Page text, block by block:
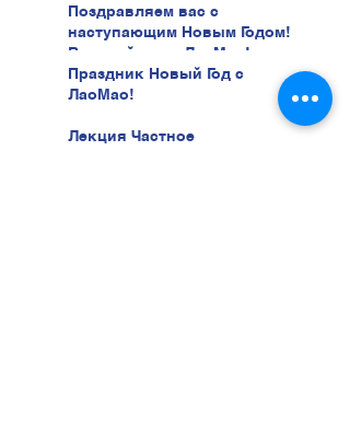
Поздравляем вас с
наступающим Новым Годом!
В новый год с ЛаоМао!
Праздник Новый Год с
ЛаоМао!
Лекция Частное